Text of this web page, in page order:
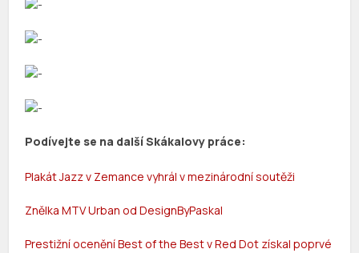
Podívejte se na další Skákalovy práce:
Plakát Jazz v Zemance vyhrál v mezinárodní soutěži
Znělka MTV Urban od DesignByPaskal
Prestižní ocenění Best of the Best v Red Dot získal poprvé